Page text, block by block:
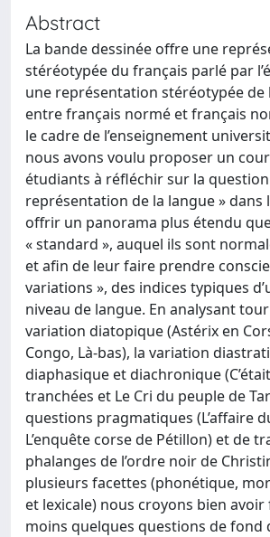
Abstract
La bande dessinée offre une
stéréotypée du français parlé par
une représentation stéréotypée de
entre français normé et français
le cadre de l’enseignement
nous avons voulu proposer un
étudiants à réfléchir sur la question
représentation de la langue » dans
offrir un panorama plus étendu
« standard », auquel ils sont
et afin de leur faire prendre
variations », des indices typiques
niveau de langue. En analysant
variation diatopique (Astérix en
Congo, Là-bas), la variation
diaphasique et diachronique
tranchées et Le Cri du peuple de
questions pragmatiques (L’affaire
L’enquête corse de Pétillon) et de
phalanges de l’ordre noir de
plusieurs facettes (phonétique,
et lexicale) nous croyons bien avoir
moins quelques questions de fond